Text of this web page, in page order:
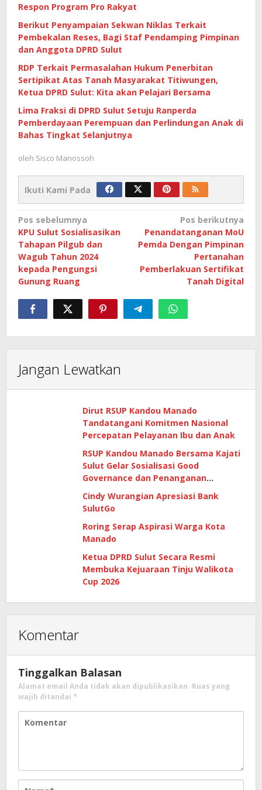
Respon Program Pro Rakyat
Berikut Penyampaian Sekwan Niklas Terkait
Pembekalan Reses, Bagi Staf Pendamping Pimpinan
dan Anggota DPRD Sulut
RDP Terkait Permasalahan Hukum Penerbitan
Sertipikat Atas Tanah Masyarakat Titiwungen,
Ketua DPRD Sulut: Kita akan Pelajari Bersama
Lima Fraksi di DPRD Sulut Setuju Ranperda
Pemberdayaan Perempuan dan Perlindungan Anak di
Bahas Tingkat Selanjutnya
oleh Sisco Manossoh
Ikuti Kami Pada
Navigasi
pos
Pos sebelumnya
KPU Sulut Sosialisasikan
Tahapan Pilgub dan
Wagub Tahun 2024
kepada Pengungsi
Gunung Ruang
Pos berikutnya
Penandatanganan MoU
Pemda Dengan Pimpinan
Pertanahan
Pemberlakuan Sertifikat
Tanah Digital
Jangan Lewatkan
Dirut RSUP Kandou Manado
Tandatangani Komitmen Nasional
Percepatan Pelayanan Ibu dan Anak
RSUP Kandou Manado Bersama Kajati
Sulut Gelar Sosialisasi Good
Governance dan Penanganan
Gratifikasi di Era Digital
Cindy Wurangian Apresiasi Bank
SulutGo
Roring Serap Aspirasi Warga Kota
Manado
Ketua DPRD Sulut Secara Resmi
Membuka Kejuaraan Tinju Walikota
Cup 2026
Komentar
Tinggalkan Balasan
Alamat email Anda tidak akan dipublikasikan. Ruas yang
wajib ditandai *